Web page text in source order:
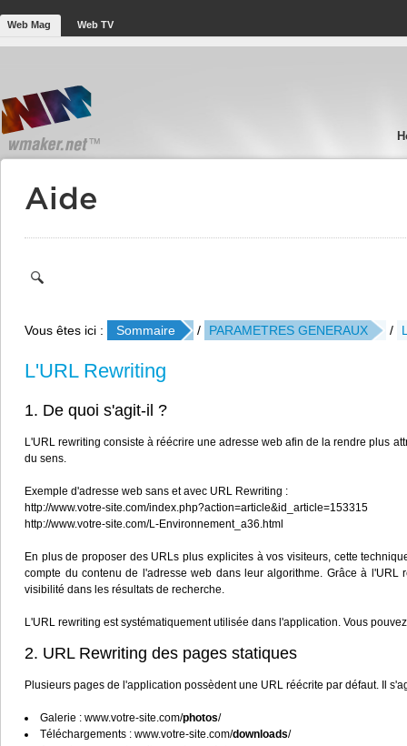
Web Mag Web TV
Aide
Vous êtes ici : Sommaire / PARAMETRES GENERAUX /
L'URL Rewriting
1. De quoi s'agit-il ?
L'URL rewriting consiste à réécrire une adresse web afin de la rendre plus
du sens.
Exemple d'adresse web sans et avec URL Rewriting :
http://www.votre-site.com/index.php?action=article&id_article=153315
http://www.votre-site.com/L-Environnement_a36.html
En plus de proposer des URLs plus explicites à vos visiteurs, cette
compte du contenu de l'adresse web dans leur algorithme. Grâce à
visibilité dans les résultats de recherche.
L'URL rewriting est systématiquement utilisée dans l'application. Vous
2. URL Rewriting des pages statiques
Plusieurs pages de l'application possèdent une URL réécrite par défaut. Il
Galerie : www.votre-site.com/photos/
Téléchargements : www.votre-site.com/downloads/